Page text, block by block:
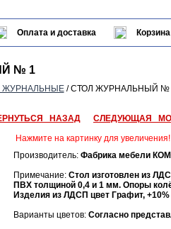
Оплата и доставка Корзина
№ 1
ЖУРНАЛЬНЫЕ/ СТОЛ ЖУРНАЛЬНЫЙ №
НАЗАД
СЛЕДУЮЩАЯ
Нажмите на картинку для увеличения!
Производитель: Фабрика мебели
Примечание: Стол изготовлен из
ПВХ толщиной 0,4 и 1 мм. Опоры
Изделия из ЛДСП цвет Графит, +10%
Варианты цветов: Согласно